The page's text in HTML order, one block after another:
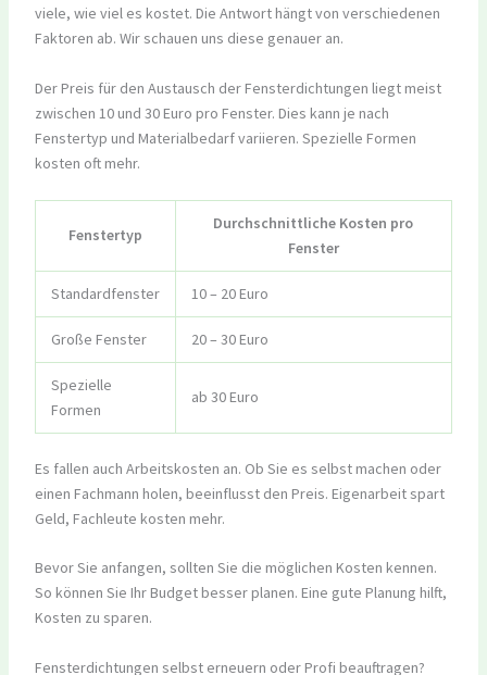
viele, wie viel es kostet. Die Antwort hängt von verschiedenen
Faktoren ab. Wir schauen uns diese genauer an.
Der Preis für den Austausch der Fensterdichtungen liegt meist
zwischen 10 und 30 Euro pro Fenster. Dies kann je nach
Fenstertyp und Materialbedarf variieren. Spezielle Formen
kosten oft mehr.
Fenstertyp
Durchschnittliche Kosten pro
Fenster
Standardfenster 10 – 20 Euro
Große Fenster 20 – 30 Euro
Spezielle
Formen
ab 30 Euro
Es fallen auch Arbeitskosten an. Ob Sie es selbst machen oder
einen Fachmann holen, beeinflusst den Preis. Eigenarbeit spart
Geld, Fachleute kosten mehr.
Bevor Sie anfangen, sollten Sie die möglichen Kosten kennen.
So können Sie Ihr Budget besser planen. Eine gute Planung hilft,
Kosten zu sparen.
Fensterdichtungen selbst erneuern oder Profi beauftragen?